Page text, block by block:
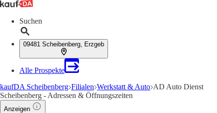
Suchen
09481 Scheibenberg, Erzgeb
Alle Prospekte
kaufDA Scheibenberg Filialen Werkstatt & Auto AD Auto Dienst
Scheibenberg - Adressen & Öffnungszeiten
Anzeigen